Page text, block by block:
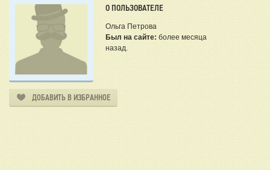
О ПОЛЬЗОВАТЕЛЕ
Ольга Петрова
Был на сайте: более месяца
назад.
ДОБАВИТЬ В ИЗБРАННОЕ